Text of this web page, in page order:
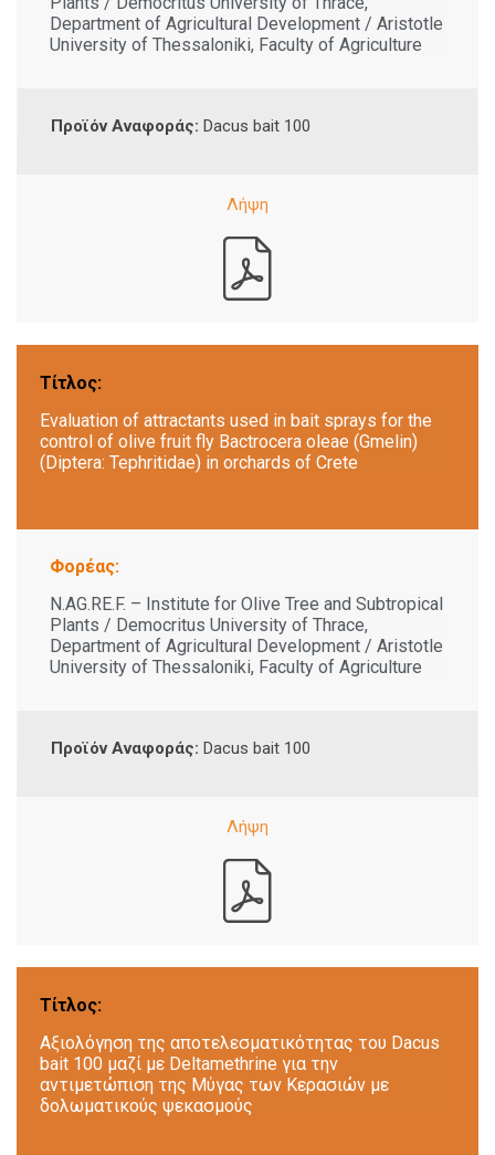
Department of Agricultural Development / Aristotle
University of Thessaloniki, Faculty of Agriculture
Προϊόν Αναφοράς: Dacus bait 100
Τίτλος:
Evaluation of attractants used in bait sprays for the
control of olive fruit fly Bactrocera oleae (Gmelin)
(Diptera: Tephritidae) in orchards of Crete
Φορέας:
Ν.AG.RE.F. – Institute for Olive Tree and Subtropical
Plants / Democritus University of Thrace,
Department of Agricultural Development / Aristotle
University of Thessaloniki, Faculty of Agriculture
Προϊόν Αναφοράς: Dacus bait 100
Τίτλος:
Αξιολόγηση της αποτελεσματικότητας του Dacus
bait 100 μαζί με Deltamethrine για την
αντιμετώπιση της Μύγας των Κερασιών με
δολωματικούς ψεκασμούς